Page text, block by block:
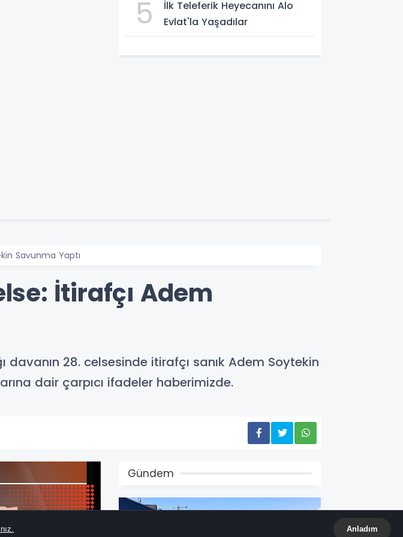
5
İlk Teleferik Heyecanını Alo
Evlat'la Yaşadılar
Savunma Yaptı
İtirafçı Adem
davanın 28. celsesinde itirafçı sanık Adem Soytekin
dair çarpıcı ifadeler haberimizde.
Gündem
Anladım